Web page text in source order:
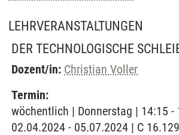
LEHRVERANSTALTUNGEN
DER TECHNOLOGISCHE
Dozent/in: Christian Voller
Termin:
wöchentlich | Donnerstag | 14:15 -
02.04.2024 - 05.07.2024 | C